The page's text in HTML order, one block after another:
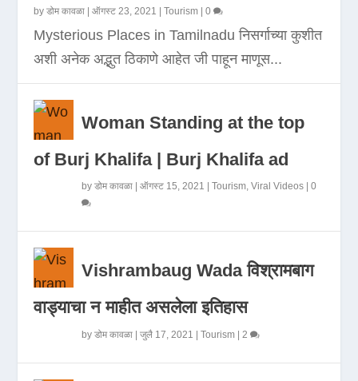
byडोम कावळा |ऑगस्ट 23, 2021 |Tourism |0
Mysterious Places in Tamilnadu निसर्गाच्या कुशीत
अशी अनेक अद्भुत ठिकाणे आहेत जी पाहून माणूस...
Woman Standing at the top
of Burj Khalifa | Burj Khalifa ad
byडोम कावळा |ऑगस्ट 15, 2021 |Tourism ,Viral Videos |0
Vishrambaug Wada विश्रामबाग
वाड्याचा न माहीत असलेला इतिहास
byडोम कावळा |जुलै 17, 2021 |Tourism | 2